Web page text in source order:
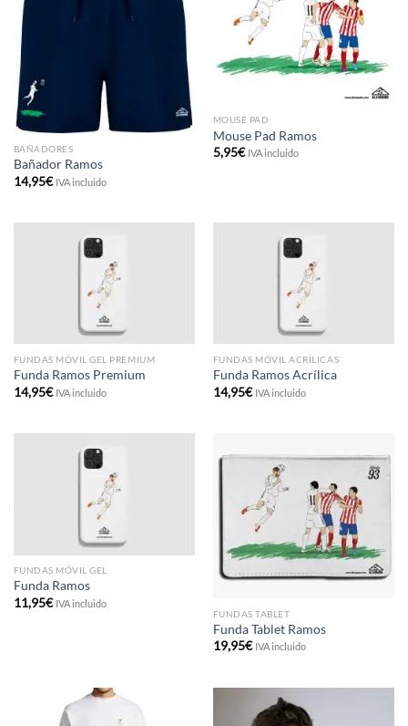
BAÑADORES
Bañador Ramos
14,95€ IVA incluido
MOUSE PAD
Mouse Pad Ramos
5,95€ IVA incluido
FUNDAS MÓVIL GEL PREMIUM
Funda Ramos Premium
14,95€ IVA incluido
FUNDAS MÓVIL ACRÍLICAS
Funda Ramos Acrílica
14,95€ IVA incluido
FUNDAS MÓVIL GEL
Funda Ramos
11,95€ IVA incluido
FUNDAS TABLET
Funda Tablet Ramos
19,95€ IVA incluido